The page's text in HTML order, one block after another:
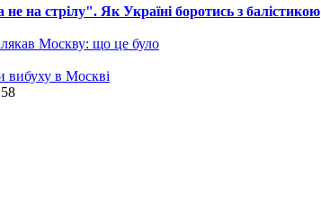
на стрілу". Як Україні боротись з балістикою
Москву: що це було
вибуху в Москві